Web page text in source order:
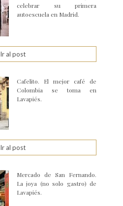
celebrar su primera
autoescuela en Madrid.
Ir al post
Cafelito. El mejor café de
Colombia se toma en
Lavapiés.
Ir al post
Mercado de San Fernando.
La joya (no solo gastro) de
Lavapiés.